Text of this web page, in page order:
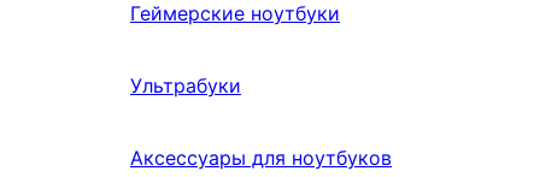
Геймерские ноутбуки
Ультрабуки
Аксессуары для ноутбуков